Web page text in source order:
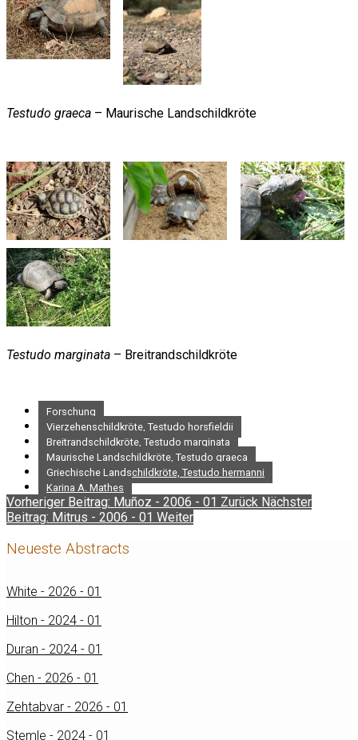
Testudo graeca – Maurische Landschildkröte
Testudo marginata – Breitrandschildkröte
Forschung
Vierzehenschildkröte, Testudo horsfieldii
Breitrandschildkröte, Testudo marginata
Maurische Landschildkröte, Testudo graeca
Griechische Landschildkröte, Testudo hermanni
Karina A. Mathes
Vorheriger Beitrag: Muñoz - 2006 - 01 Zurück Nächster
Beitrag: Mitrus - 2006 - 01 Weiter
Neueste Abstracts
White - 2026 - 01
Hilton - 2024 - 01
Duran - 2024 - 01
Chen - 2026 - 01
Zehtabvar - 2026 - 01
Stemle - 2024 - 01